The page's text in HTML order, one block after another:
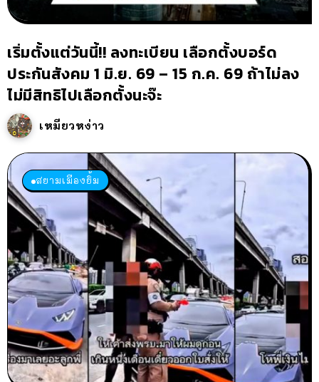
เริ่มตั้งแต่วันนี้!! ลงทะเบียน เลือกตั้งบอร์ด
ประกันสังคม 1 มิ.ย. 69 – 15 ก.ค. 69 ถ้าไม่ลง
ไม่มีสิทธิไปเลือกตั้งนะจ๊ะ
เหมียวหง่าว
สยามเมืองยิ้ม